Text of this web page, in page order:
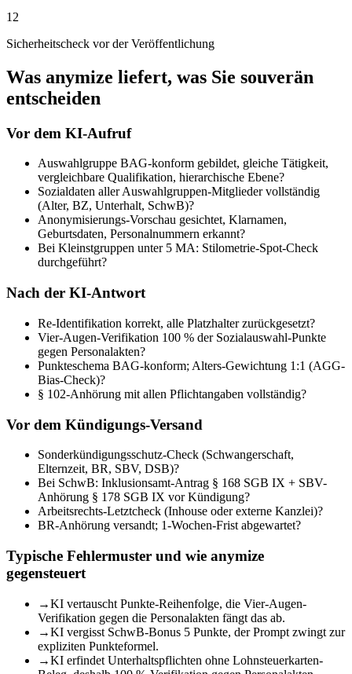
12
Sicherheitscheck vor der Veröffentlichung
Was anymize liefert, was Sie souverän
entscheiden
Vor dem KI-Aufruf
Auswahlgruppe BAG-konform gebildet, gleiche Tätigkeit,
vergleichbare Qualifikation, hierarchische Ebene?
Sozialdaten aller Auswahlgruppen-Mitglieder vollständig
(Alter, BZ, Unterhalt, SchwB)?
Anonymisierungs-Vorschau gesichtet, Klarnamen,
Geburtsdaten, Personalnummern erkannt?
Bei Kleinstgruppen unter 5 MA: Stilometrie-Spot-Check
durchgeführt?
Nach der KI-Antwort
Re-Identifikation korrekt, alle Platzhalter zurückgesetzt?
Vier-Augen-Verifikation 100 % der Sozialauswahl-Punkte
gegen Personalakten?
Punkteschema BAG-konform; Alters-Gewichtung 1:1 (AGG-
Bias-Check)?
§ 102-Anhörung mit allen Pflichtangaben vollständig?
Vor dem Kündigungs-Versand
Sonderkündigungsschutz-Check (Schwangerschaft,
Elternzeit, BR, SBV, DSB)?
Bei SchwB: Inklusionsamt-Antrag § 168 SGB IX + SBV-
Anhörung § 178 SGB IX vor Kündigung?
Arbeitsrechts-Letztcheck (Inhouse oder externe Kanzlei)?
BR-Anhörung versandt; 1-Wochen-Frist abgewartet?
Typische Fehlermuster und wie anymize
gegensteuert
→KI vertauscht Punkte-Reihenfolge, die Vier-Augen-
Verifikation gegen die Personalakten fängt das ab.
→KI vergisst SchwB-Bonus 5 Punkte, der Prompt zwingt zur
expliziten Punkteformel.
→KI erfindet Unterhaltspflichten ohne Lohnsteuerkarten-